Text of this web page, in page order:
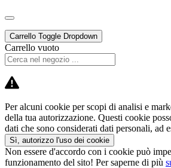
Carrello Toggle Dropdown
Carrello vuoto
Per alcuni cookie per scopi di analisi e
della tua autorizzazione. Questi cookie
dati che sono considerati dati personali, ad
Sì, autorizzo l'uso dei cookie
Non essere d'accordo con i cookie può
funzionamento del sito! Per saperne di più